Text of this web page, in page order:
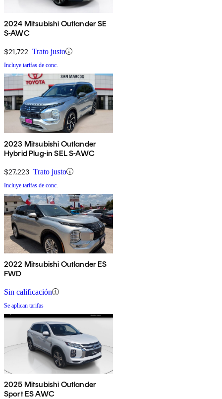
2024 Mitsubishi Outlander SE
S-AWC
$21,722 Trato justo
Incluye tarifas de conc.
2023 Mitsubishi Outlander
Hybrid Plug-in SEL S-AWC
$27,223 Trato justo
Incluye tarifas de conc.
2022 Mitsubishi Outlander ES
FWD
Sin calificación
Se aplican tarifas
2025 Mitsubishi Outlander
Sport ES AWC